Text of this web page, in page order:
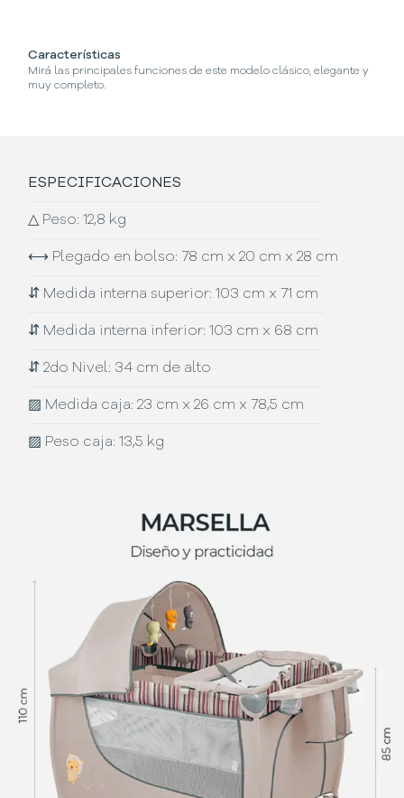
Características
Mirá las principales funciones de este modelo clásico, elegante y
muy completo.
ESPECIFICACIONES
△ Peso: 12,8 kg
⟷ Plegado en bolso: 78 cm x 20 cm x 28 cm
⇵ Medida interna superior: 103 cm x 71 cm
⇵ Medida interna inferior: 103 cm x 68 cm
⇵2do Nivel: 34 cm de alto
▨ Medida caja: 23 cm x 26 cm x 78,5 cm
▨ Peso caja: 13,5 kg